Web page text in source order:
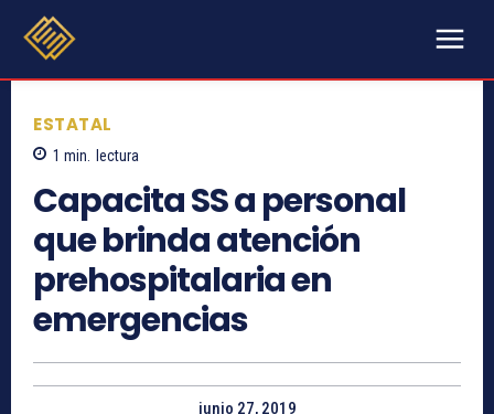
ESTATAL
1 min. lectura
Capacita SS a personal
que brinda atención
prehospitalaria en
emergencias
junio 27, 2019